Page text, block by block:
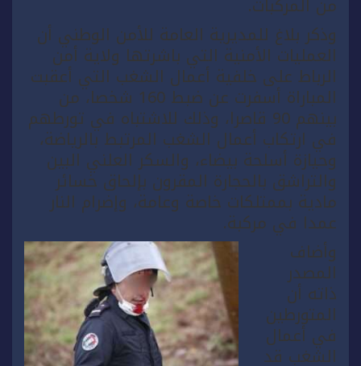
وذكر بلاغ للمديرية العامة للأمن الوطني أن
العمليات الأمنية التي باشرتها ولاية أمن
الرباط على خلفية أعمال الشغب التي أعقبت
المباراة أسفرت عن ضبط 160 شخصا، من
بينهم 90 قاصرا، وذلك للاشتباه في تورطهم
في ارتكاب أعمال الشغب المرتبط بالرياضة،
وحيازة أسلحة بيضاء، والسكر العلني البين
والتراشق بالحجارة المقرون بإلحاق خسائر
مادية بممتلكات خاصة وعامة، وإضرام النار
عمدا في مركبة.
وأضاف
المصدر
ذاته أن
المتورطين
في أعمال
الشغب قد